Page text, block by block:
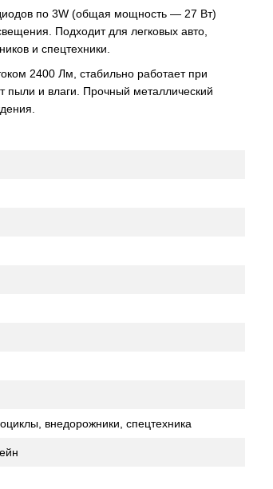
по 3W (общая мощность — 27 Вт)
Подходит для легковых авто,
и спецтехники.
2400 Лм, стабильно работает при
пыли и влаги. Прочный металлический
внедорожники, спецтехника